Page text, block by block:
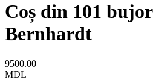
Coș din 101
Bernhardt
9500.00
MDL